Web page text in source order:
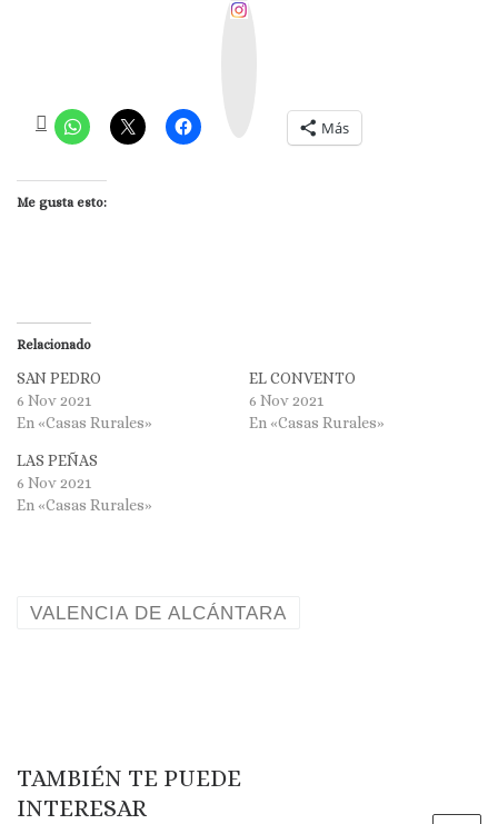
Más
Me gusta esto:
Relacionado
SAN PEDRO
6 Nov 2021
En «Casas Rurales»
EL CONVENTO
6 Nov 2021
En «Casas Rurales»
LAS PEÑAS
6 Nov 2021
En «Casas Rurales»
VALENCIA DE ALCÁNTARA
TAMBIÉN TE PUEDE
INTERESAR